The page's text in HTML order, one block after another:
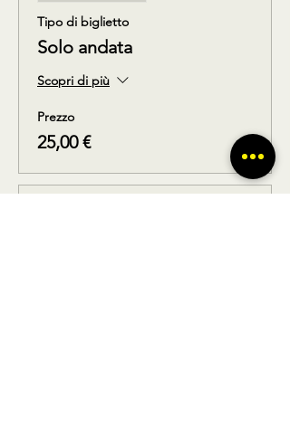
Tipo di biglietto
Solo andata
Scopri di più
Prezzo
25,00 €